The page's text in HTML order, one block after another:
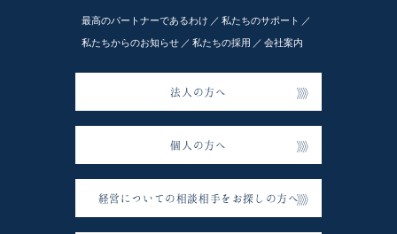
最高のパートナーであるわけ 私たちのサポート
私たちからのお知らせ 私たちの採用 会社案内
法人の方へ
個人の方へ
経営についての相談相手をお探しの方へ